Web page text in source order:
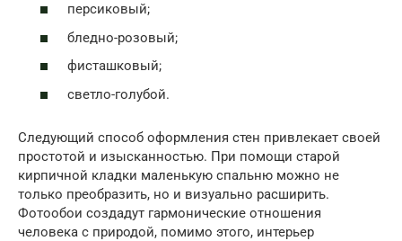
персиковый;
бледно-розовый;
фисташковый;
светло-голубой.
Следующий способ оформления стен привлекает своей
простотой и изысканностью. При помощи старой
кирпичной кладки маленькую спальню можно не
только преобразить, но и визуально расширить.
Фотообои создадут гармонические отношения
человека с природой, помимо этого, интерьер